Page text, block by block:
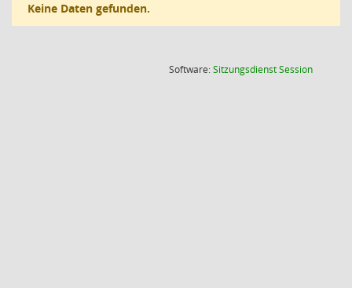
Keine Daten gefunden.
Software:SitzungsdienstSession(Wird in